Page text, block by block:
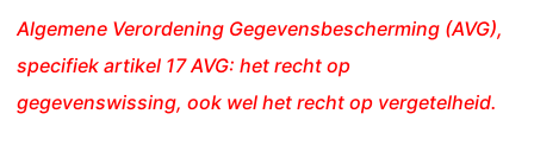
Algemene Verordening Gegevensbescherming (AVG),
specifiek artikel 17 AVG: het recht op
gegevenswissing, ook wel het recht op vergetelheid.